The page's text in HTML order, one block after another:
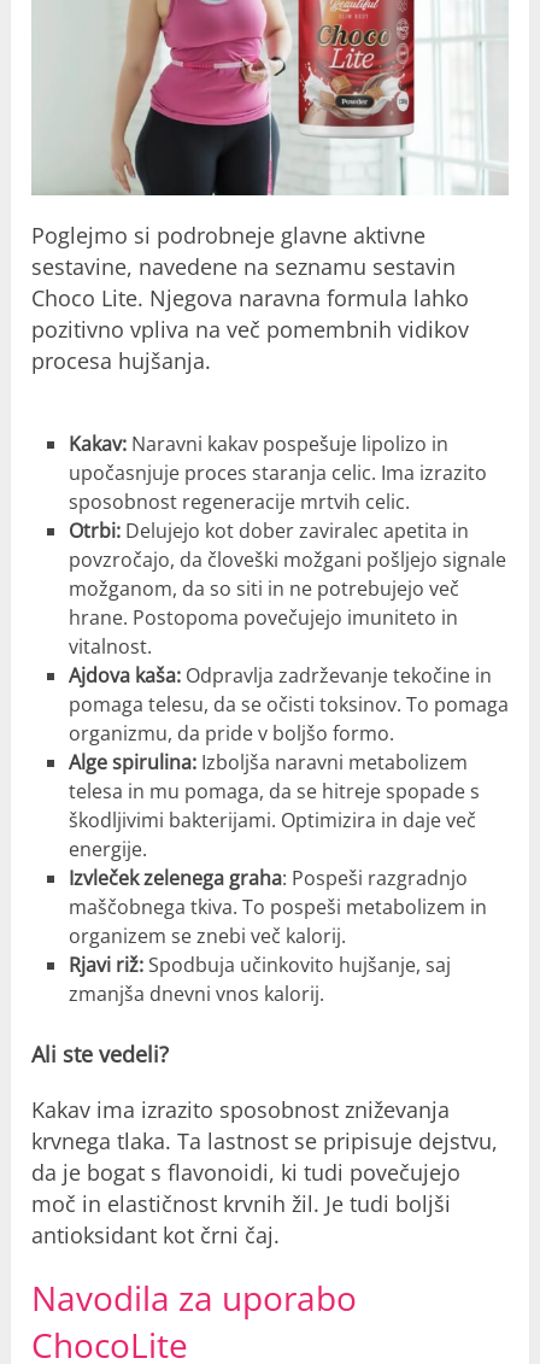
Poglejmo si podrobneje glavne aktivne
sestavine, navedene na seznamu sestavin
Choco Lite. Njegova naravna formula lahko
pozitivno vpliva na več pomembnih vidikov
procesa hujšanja.
Kakav: Naravni kakav pospešuje lipolizo in
upočasnjuje proces staranja celic. Ima izrazito
sposobnost regeneracije mrtvih celic.
Otrbi:Delujejo kot dober zaviralec apetita in
povzročajo, da človeški možgani pošljejo signale
možganom, da so siti in ne potrebujejo več
hrane. Postopoma povečujejo imuniteto in
vitalnost.
Ajdova kaša: Odpravlja zadrževanje tekočine in
pomaga telesu, da se očisti toksinov. To pomaga
organizmu, da pride v boljšo formo.
Alge spirulina: Izboljša naravni metabolizem
telesa in mu pomaga, da se hitreje spopade s
škodljivimi bakterijami. Optimizira in daje več
energije.
Izvleček zelenega graha: Pospeši razgradnjo
maščobnega tkiva. To pospeši metabolizem in
organizem se znebi več kalorij.
Rjavi riž:Spodbuja učinkovito hujšanje, saj
zmanjša dnevni vnos kalorij.
Ali ste vedeli?
Kakav ima izrazito sposobnost zniževanja
krvnega tlaka. Ta lastnost se pripisuje dejstvu,
da je bogat s flavonoidi, ki tudi povečujejo
moč in elastičnost krvnih žil. Je tudi boljši
antioksidant kot črni čaj.
Navodila za uporabo
ChocoLite